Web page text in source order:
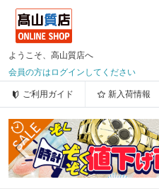
ようこそ、高山質店へ
会員の方はログインしてください
ご利用ガイド 新入荷情報